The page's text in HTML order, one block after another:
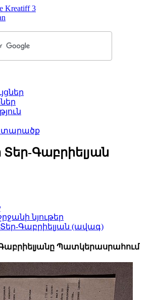
Kreatiff 3
տարածք
Տեր-Գաբրիելյան
նյութեր
Գաբրիելյան (ավագ)
Պատկերասրահում